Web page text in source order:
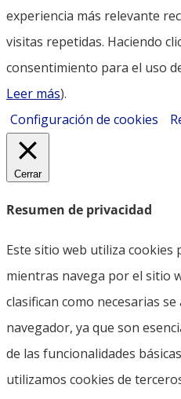
experiencia más relevante
visitas repetidas. Haciendo
consentimiento para el uso
Leer más).
Configuración de cookies
Cerrar
Resumen de privacidad
Este sitio web utiliza cookies
mientras navega por el sitio
clasifican como necesarias
navegador, ya que son
de las funcionalidades
utilizamos cookies de